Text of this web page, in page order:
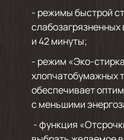
- режимы быстрой
и 42 минуты;
- режим «Эко-
хлопчатобумажных
обеспечивает
с меньшими
- функция